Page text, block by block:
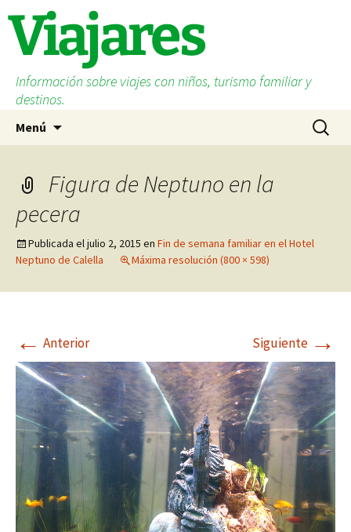
contenido
Viajares
Información sobre viajes con niños, turismo familiar y
destinos.
Menú Buscar:
Figura de Neptuno en la
pecera
Publicada eljulio 2, 2015 en Fin de semana familiar en el Hotel
Neptuno de Calella
Máxima resolución (800 × 598)
← Anterior Siguiente →